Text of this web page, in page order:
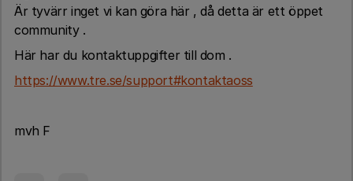
Är tyvärr inget vi kan göra här , då detta är ett öppet
community .
Här har du kontaktuppgifter till dom .
https://www.tre.se/support#kontaktaoss
mvh F